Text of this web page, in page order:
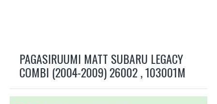
PAGASIRUUMI MATT SUBARU LEGACY
COMBI (2004-2009) 26002 , 103001M